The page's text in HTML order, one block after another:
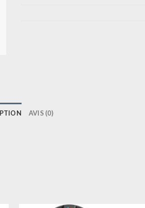
AVIS (0)